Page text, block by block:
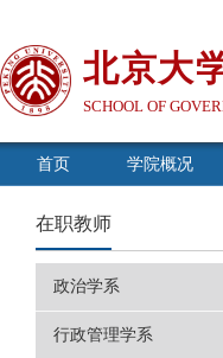
北京大
SCHOOL OF
首页 学院概况
在职教师
政治学系
行政管理学系